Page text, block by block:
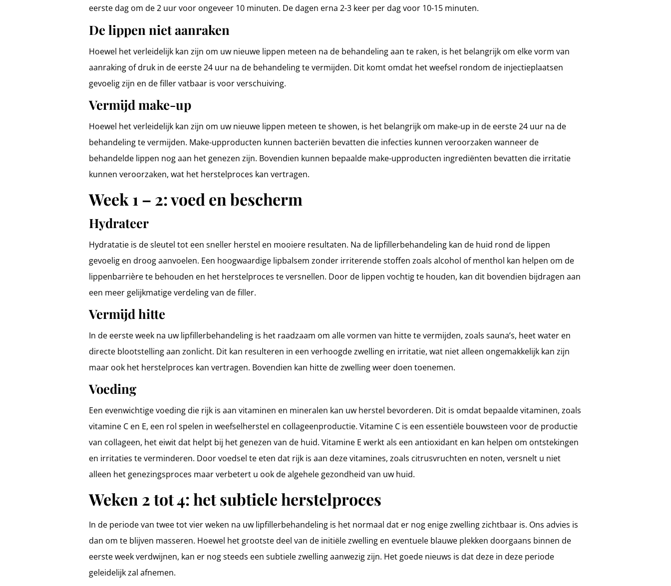
eerste dag om de 2 uur voor ongeveer 10 minuten. De dagen erna 2-3 keer per dag voor 10-15 minuten.
De lippen niet aanraken
Hoewel het verleidelijk kan zijn om uw nieuwe lippen meteen na de behandeling aan te raken, is het belangrijk om elke vorm van
aanraking of druk in de eerste 24 uur na de behandeling te vermijden. Dit komt omdat het weefsel rondom de injectieplaatsen
gevoelig zijn en de filler vatbaar is voor verschuiving.
Vermijd make-up
Hoewel het verleidelijk kan zijn om uw nieuwe lippen meteen te showen, is het belangrijk om make-up in de eerste 24 uur na de
behandeling te vermijden. Make-upproducten kunnen bacteriën bevatten die infecties kunnen veroorzaken wanneer de
behandelde lippen nog aan het genezen zijn. Bovendien kunnen bepaalde make-upproducten ingrediënten bevatten die irritatie
kunnen veroorzaken, wat het herstelproces kan vertragen.
Week 1 – 2: voed en bescherm
Hydrateer
Hydratatie is de sleutel tot een sneller herstel en mooiere resultaten. Na de lipfillerbehandeling kan de huid rond de lippen
gevoelig en droog aanvoelen. Een hoogwaardige lipbalsem zonder irriterende stoffen zoals alcohol of menthol kan helpen om de
lippenbarrière te behouden en het herstelproces te versnellen. Door de lippen vochtig te houden, kan dit bovendien bijdragen aan
een meer gelijkmatige verdeling van de filler.
Vermijd hitte
In de eerste week na uw lipfillerbehandeling is het raadzaam om alle vormen van hitte te vermijden, zoals sauna’s, heet water en
directe blootstelling aan zonlicht. Dit kan resulteren in een verhoogde zwelling en irritatie, wat niet alleen ongemakkelijk kan zijn
maar ook het herstelproces kan vertragen. Bovendien kan hitte de zwelling weer doen toenemen.
Voeding
Een evenwichtige voeding die rijk is aan vitaminen en mineralen kan uw herstel bevorderen. Dit is omdat bepaalde vitaminen, zoals
vitamine C en E, een rol spelen in weefselherstel en collageenproductie. Vitamine C is een essentiële bouwsteen voor de productie
van collageen, het eiwit dat helpt bij het genezen van de huid. Vitamine E werkt als een antioxidant en kan helpen om ontstekingen
en irritaties te verminderen. Door voedsel te eten dat rijk is aan deze vitamines, zoals citrusvruchten en noten, versnelt u niet
alleen het genezingsproces maar verbetert u ook de algehele gezondheid van uw huid.
Weken 2 tot 4: het subtiele herstelproces
In de periode van twee tot vier weken na uw lipfillerbehandeling is het normaal dat er nog enige zwelling zichtbaar is. Ons advies is
dan om te blijven masseren. Hoewel het grootste deel van de initiële zwelling en eventuele blauwe plekken doorgaans binnen de
eerste week verdwijnen, kan er nog steeds een subtiele zwelling aanwezig zijn. Het goede nieuws is dat deze in deze periode
geleidelijk zal afnemen.